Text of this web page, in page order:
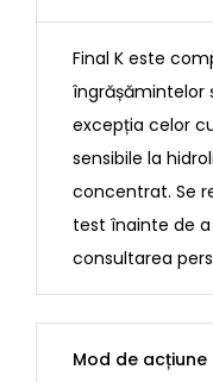
Final K este
îngrășămintelor
excepția celor
sensibile la
concentrat. Se
test înainte de
consultarea
Mod de acțiune